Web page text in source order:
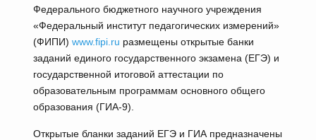
Федерального бюджетного научного учреждения
«Федеральный институт педагогических измерений»
(ФИПИ) www.fipi.ru размещены открытые банки
заданий единого государственного экзамена (ЕГЭ) и
государственной итоговой аттестации по
образовательным программам основного общего
образования (ГИА-9).
Открытые бланки заданий ЕГЭ и ГИА предназначены